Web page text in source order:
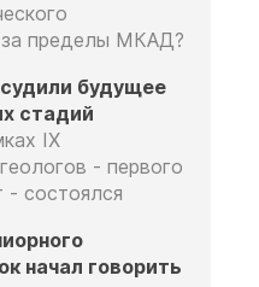
за пределы МКАД?
будущее
стадий
IX
- первого
- состоялся
начал говорить